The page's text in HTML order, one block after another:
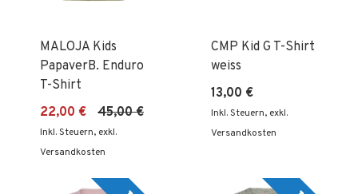
MALOJA Kids
PapaverB. Enduro
T-Shirt
22,00 €
45,00 €
Inkl. Steuern, exkl.
Versandkosten
CMP Kid G T-Shirt
weiss
13,00 €
Inkl. Steuern, exkl.
Versandkosten